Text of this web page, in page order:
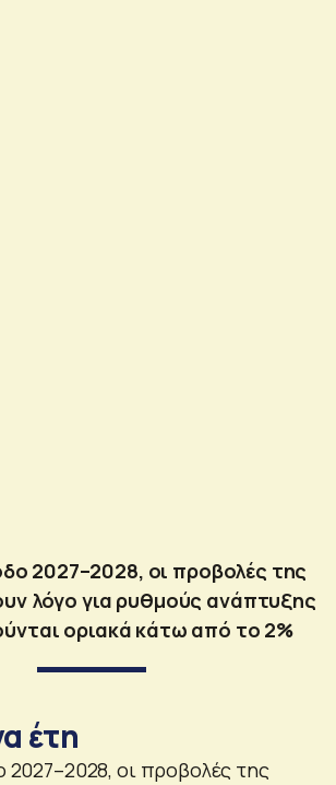
2027–2028, οι προβολές της
λόγο για ρυθμούς ανάπτυξης
οριακά κάτω από το 2%
έτη
2027–2028, οι προβολές της